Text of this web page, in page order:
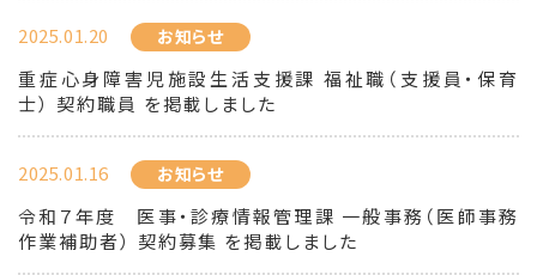
2025.01.20 お知らせ
重症心身障害児施設生活支援課 福祉職（支援員・保育
士） 契約職員 を掲載しました
2025.01.16 お知らせ
令和７年度 医事・診療情報管理課 一般事務（医師事務
作業補助者） 契約募集 を掲載しました